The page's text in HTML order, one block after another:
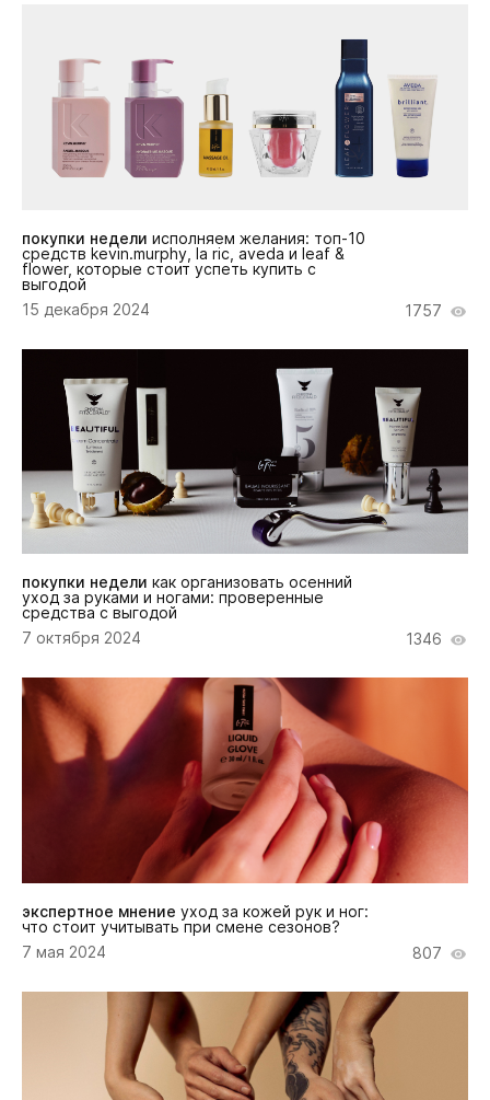
покупки недели исполняем желания: топ-10
средств kevin.murphy, la ric, aveda и leaf &
flower, которые стоит успеть купить с
выгодой
15 декабря 2024
1757
покупки недели как организовать осенний
уход за руками и ногами: проверенные
средства с выгодой
7 октября 2024
1346
экспертное мнение уход за кожей рук и ног:
что стоит учитывать при смене сезонов?
7 мая 2024
807